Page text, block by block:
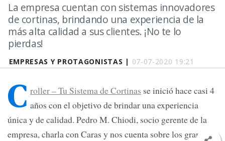
EMPRESAS Y PROTAGONISTAS | 07-07-2020 19:21
La empresa cuentan con sistemas innovadores
de cortinas, brindando una experiencia de la
más alta calidad a sus clientes. ¡No te lo
pierdas!
C roller – Tu Sistema de Cortinas se inició hace casi 4
años con el objetivo de brindar una experiencia
única y de calidad. Pedro M. Chiodi, socio gerente de la
empresa, charla con Caras y nos cuenta sobre los grandes